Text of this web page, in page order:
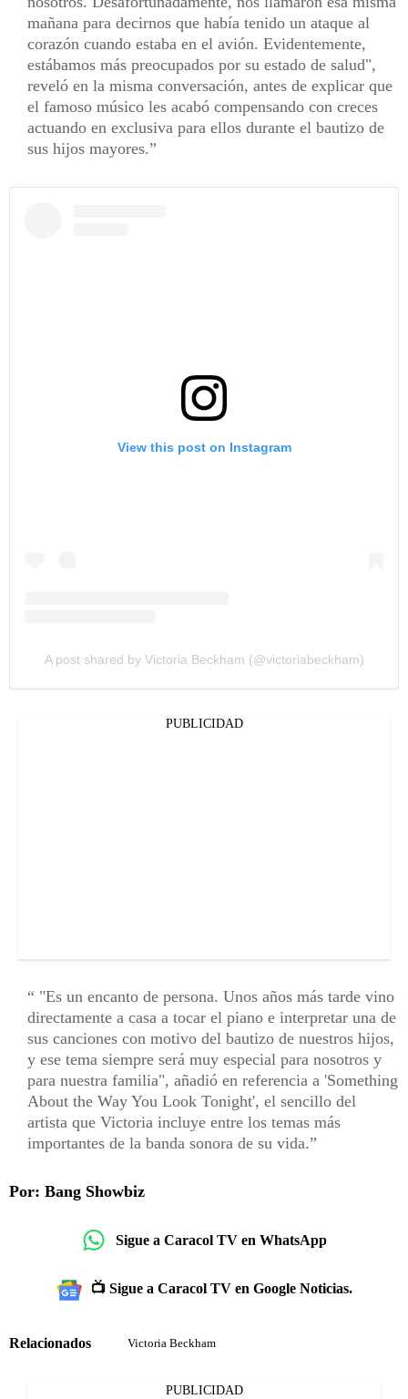
mañana para decirnos que había tenido un ataque al
corazón cuando estaba en el avión. Evidentemente,
estábamos más preocupados por su estado de salud",
reveló en la misma conversación, antes de explicar que
el famoso músico les acabó compensando con creces
actuando en exclusiva para ellos durante el bautizo de
sus hijos mayores.
View this post on Instagram
A post shared by Victoria Beckham (@victoriabeckham)
PUBLICIDAD
"Es un encanto de persona. Unos años más tarde vino
directamente a casa a tocar el piano e interpretar una de
sus canciones con motivo del bautizo de nuestros hijos,
y ese tema siempre será muy especial para nosotros y
para nuestra familia", añadió en referencia a 'Something
About the Way You Look Tonight', el sencillo del
artista que Victoria incluye entre los temas más
importantes de la banda sonora de su vida.
Por: Bang Showbiz
Sigue a Caracol TV en WhatsApp
📺 Sigue a Caracol TV en Google Noticias.
Relacionados Victoria Beckham
PUBLICIDAD